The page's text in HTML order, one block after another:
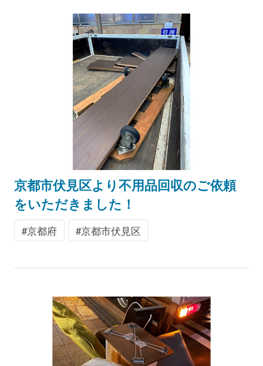
京都市伏見区より不用品回収のご依頼
をいただきました！
京都府 京都市伏見区